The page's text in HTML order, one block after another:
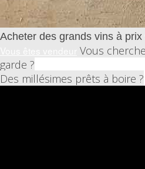
Acheter des grands vins à prix
Vous
garde ?
Des millésimes prêts à boire ?